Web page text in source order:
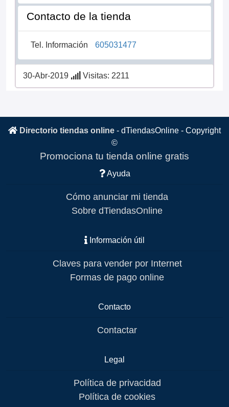
Contacto de la tienda
Tel. Información 605031477
30-Abr-2019 Visitas: 2211
Directorio tiendas online - dTiendasOnline - Copyright
©
Promociona tu tienda online gratis
Ayuda
Cómo anunciar mi tienda
Sobre dTiendasOnline
Información útil
Claves para vender por Internet
Formas de pago online
Contacto
Contactar
Legal
Política de privacidad
Política de cookies